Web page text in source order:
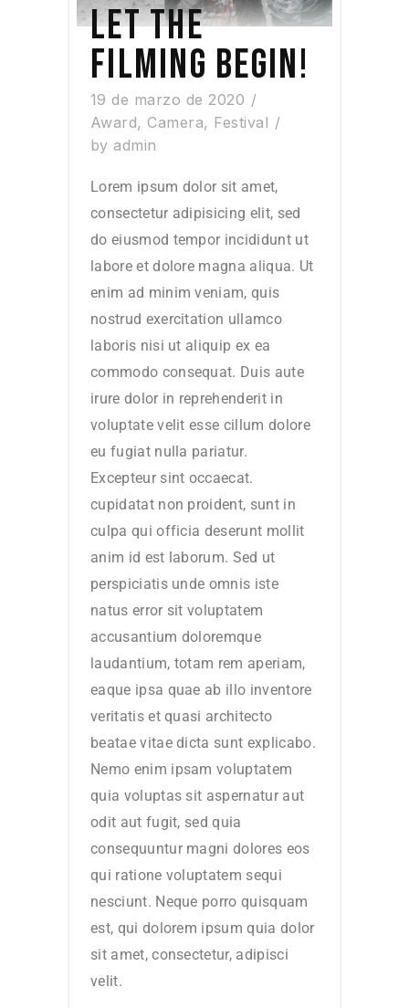
LET THE
FILMING BEGIN!
19 de marzo de 2020
Award, Camera, Festival
by admin
Lorem ipsum dolor sit amet,
consectetur adipisicing elit, sed
do eiusmod tempor incididunt ut
labore et dolore magna aliqua. Ut
enim ad minim veniam, quis
nostrud exercitation ullamco
laboris nisi ut aliquip ex ea
commodo consequat. Duis aute
irure dolor in reprehenderit in
voluptate velit esse cillum dolore
eu fugiat nulla pariatur.
Excepteur sint occaecat.
cupidatat non proident, sunt in
culpa qui officia deserunt mollit
anim id est laborum. Sed ut
perspiciatis unde omnis iste
natus error sit voluptatem
accusantium doloremque
laudantium, totam rem aperiam,
eaque ipsa quae ab illo inventore
veritatis et quasi architecto
beatae vitae dicta sunt explicabo.
Nemo enim ipsam voluptatem
quia voluptas sit aspernatur aut
odit aut fugit, sed quia
consequuntur magni dolores eos
qui ratione voluptatem sequi
nesciunt. Neque porro quisquam
est, qui dolorem ipsum quia dolor
sit amet, consectetur, adipisci
velit.